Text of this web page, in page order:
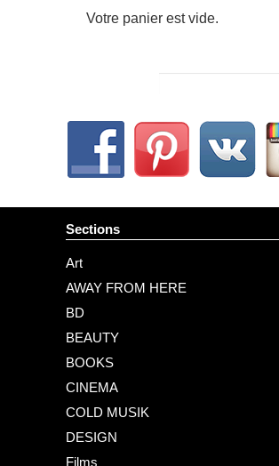
Votre panier est vide.
Sections
Art
AWAY FROM HERE
BD
BEAUTY
BOOKS
CINEMA
COLD MUSIK
DESIGN
Films